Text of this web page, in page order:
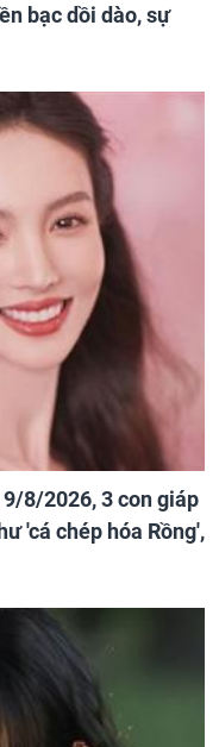
bạc dồi dào, sự
8/2026, 3 con giáp
'cá chép hóa Rồng',